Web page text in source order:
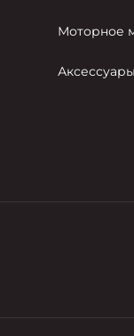
Моторное
Аксессуары